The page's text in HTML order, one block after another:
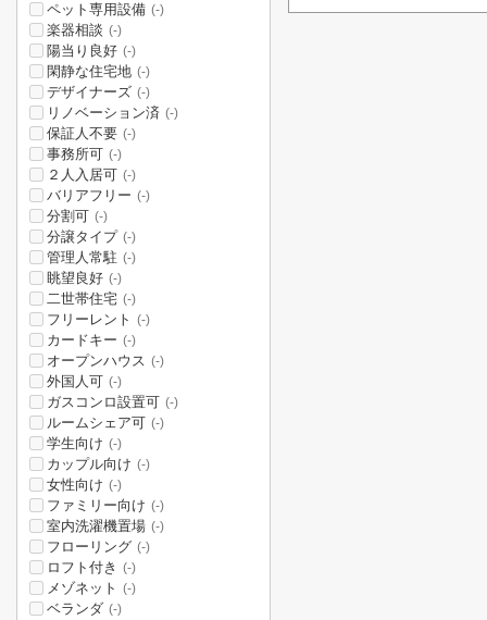
ペット専用設備 (-)
楽器相談 (-)
陽当り良好 (-)
閑静な住宅地 (-)
デザイナーズ (-)
リノベーション済 (-)
保証人不要 (-)
事務所可 (-)
２人入居可 (-)
バリアフリー (-)
分割可 (-)
分譲タイプ (-)
管理人常駐 (-)
眺望良好 (-)
二世帯住宅 (-)
フリーレント (-)
カードキー (-)
オープンハウス (-)
外国人可 (-)
ガスコンロ設置可 (-)
ルームシェア可 (-)
学生向け (-)
カップル向け (-)
女性向け (-)
ファミリー向け (-)
室内洗濯機置場 (-)
フローリング (-)
ロフト付き (-)
メゾネット (-)
ベランダ (-)